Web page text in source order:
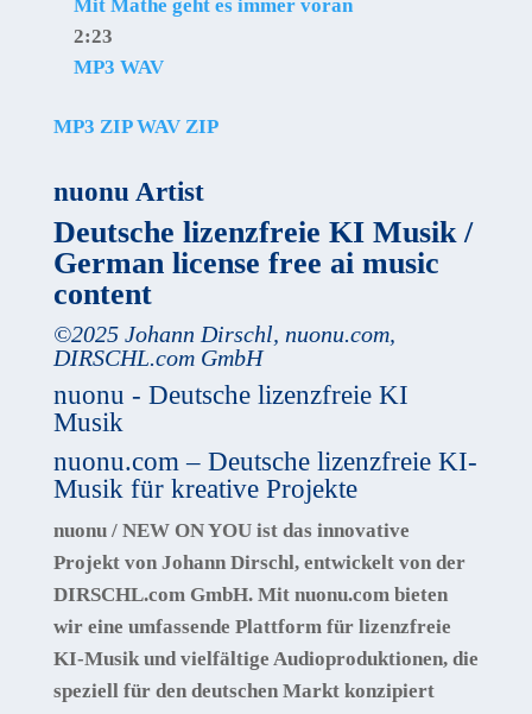
Mit Mathe geht es immer voran
2:23
MP3 WAV
MP3 ZIP WAV ZIP
nuonu Artist
Deutsche lizenzfreie KI Musik /
German license free ai music
content
©2025 Johann Dirschl, nuonu.com,
DIRSCHL.com GmbH
nuonu - Deutsche lizenzfreie KI
Musik
nuonu.com – Deutsche lizenzfreie KI-
Musik für kreative Projekte
nuonu / NEW ON YOUist das innovative
Projekt von Johann Dirschl, entwickelt von der
DIRSCHL.com GmbH. Mit nuonu.com bieten
wir eine umfassende Plattform für lizenzfreie
KI-Musik und vielfältige Audioproduktionen, die
speziell für den deutschen Markt konzipiert